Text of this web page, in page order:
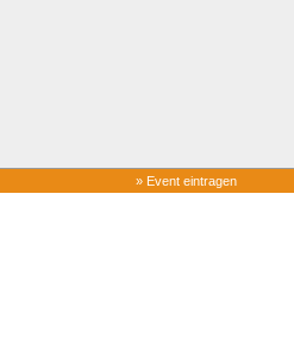
» Event eintragen